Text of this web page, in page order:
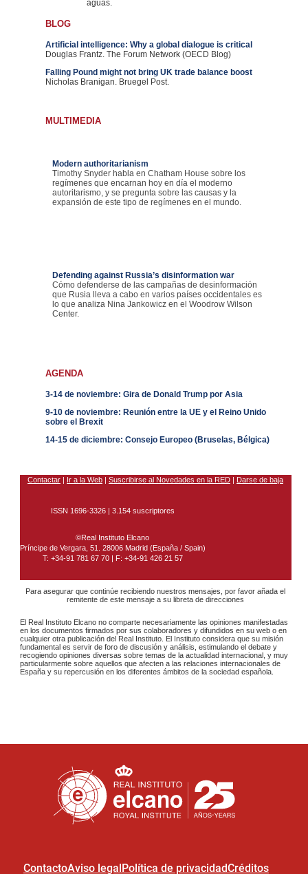
ContactoAviso legalPolítica de privacidadCréditos